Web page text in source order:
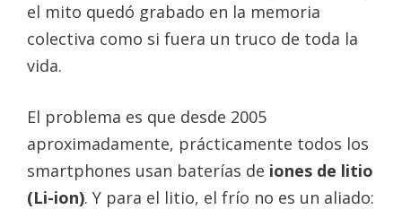
el mito quedó grabado en la memoria
colectiva como si fuera un truco de toda la
vida.
El problema es que desde 2005
aproximadamente, prácticamente todos los
smartphones usan baterías de iones de litio
(Li-ion). Y para el litio, el frío no es un aliado: